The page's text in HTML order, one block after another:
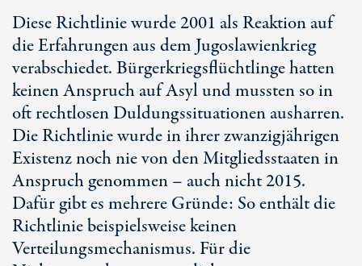
Diese Richtlinie wurde 2001 als Reaktion auf
die Erfahrungen aus dem Jugoslawienkrieg
verabschiedet. Bürgerkriegsflüchtlinge hatten
keinen Anspruch auf Asyl und mussten so in
oft rechtlosen Duldungssituationen ausharren.
Die Richtlinie wurde in ihrer zwanzigjährigen
Existenz noch nie von den Mitgliedsstaaten in
Anspruch genommen – auch nicht 2015.
Dafür gibt es mehrere Gründe: So enthält die
Richtlinie beispielsweise keinen
Verteilungsmechanismus. Für die